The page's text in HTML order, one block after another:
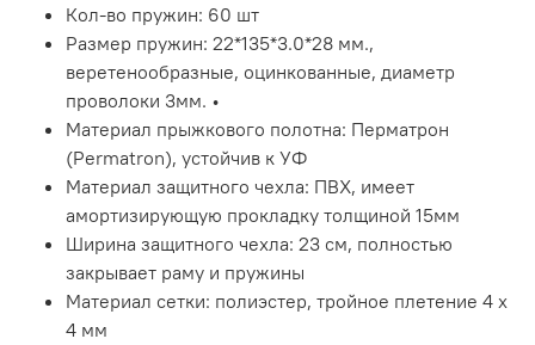
Кол-во пружин: 60 шт
Размер пружин: 22*135*3.0*28 мм.,
веретенообразные, оцинкованные, диаметр
проволоки 3мм. •
Материал прыжкового полотна: Перматрон
(Permatron), устойчив к УФ
Материал защитного чехла: ПВХ, имеет
амортизирующую прокладку толщиной 15мм
Ширина защитного чехла: 23 см, полностью
закрывает раму и пружины
Материал сетки: полиэстер, тройное плетение 4 х
4 мм